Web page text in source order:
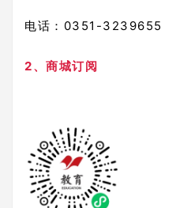
电话：0351-3239655
2、商城订阅